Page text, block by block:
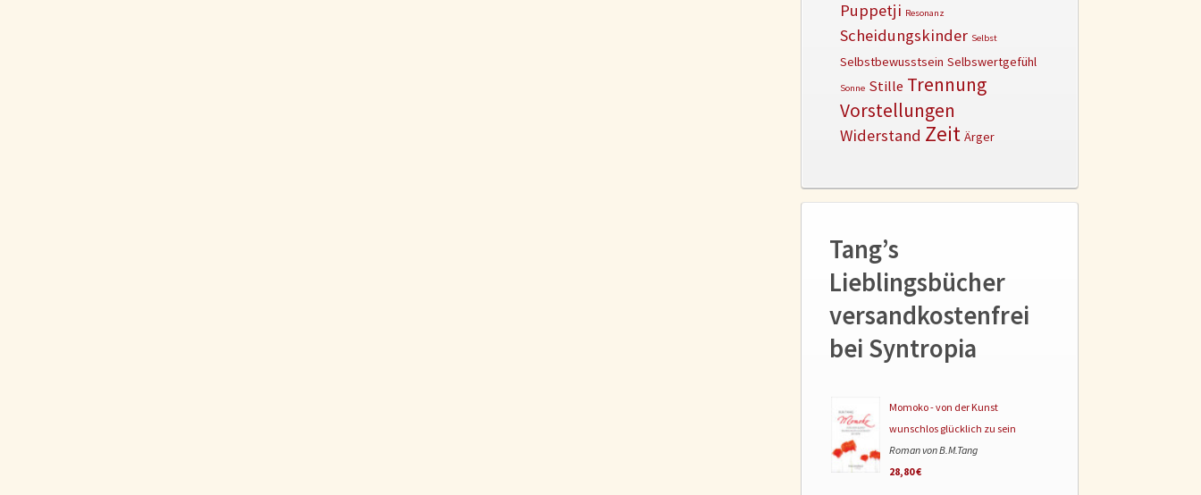
Puppetji Resonanz
Scheidungskinder Selbst
Selbstbewusstsein Selbswertgefühl
Sonne Stille Trennung
Vorstellungen
Widerstand Zeit Ärger
Tang’s
Lieblingsbücher
versandkostenfrei
bei Syntropia
Momoko - von der Kunst
wunschlos glücklich zu sein
Roman von B.M.Tang
28,80 €